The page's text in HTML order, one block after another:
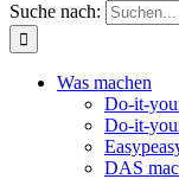
Suche nach:
Was machen
Do-it-
Do-it-
DAS